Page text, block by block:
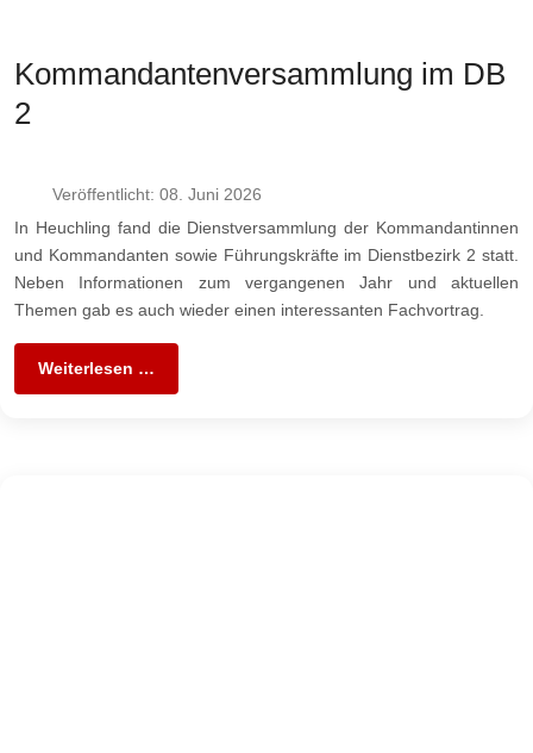
Kommandantenversammlung im DB
2
Veröffentlicht: 08. Juni 2026
In Heuchling fand die Dienstversammlung der Kommandantinnen
und Kommandanten sowie Führungskräfte im Dienstbezirk 2 statt.
Neben Informationen zum vergangenen Jahr und aktuellen
Themen gab es auch wieder einen interessanten Fachvortrag.
Weiterlesen …